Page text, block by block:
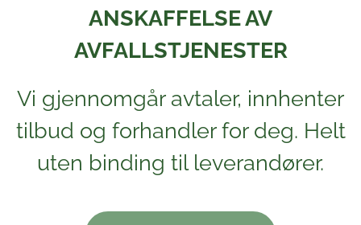
ANSKAFFELSE AV
AVFALLSTJENESTER
Vi gjennomgår avtaler, innhenter
tilbud og forhandler for deg. Helt
uten binding til leverandører.